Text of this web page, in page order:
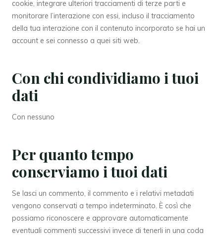
cookie, integrare ulteriori tracciamenti di terze parti e
monitorare l’interazione con essi, incluso il tracciamento
della tua interazione con il contenuto incorporato se hai un
account e sei connesso a quei siti web.
Con chi condividiamo i tuoi
dati
Con nessuno
Per quanto tempo
conserviamo i tuoi dati
Se lasci un commento, il commento e i relativi metadati
vengono conservati a tempo indeterminato. È così che
possiamo riconoscere e approvare automaticamente
eventuali commenti successivi invece di tenerli in una coda